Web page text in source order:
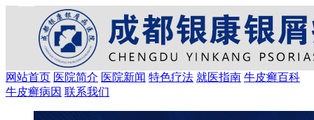
网站首页 医院简介 医院新闻 特色疗法 就医指南 牛皮癣百科
牛皮癣病因 联系我们